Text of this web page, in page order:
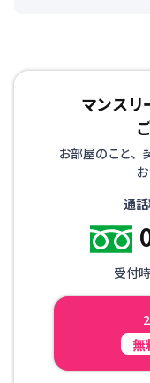
マンスリ
お部屋のこと、
通
受付
無